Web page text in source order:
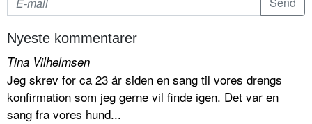
Nyeste kommentarer
Tina Vilhelmsen
Jeg skrev for ca 23 år siden en sang til vores drengs
konfirmation som jeg gerne vil finde igen. Det var en
sang fra vores hund...